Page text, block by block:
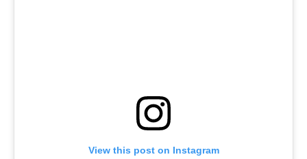
View this post on Instagram